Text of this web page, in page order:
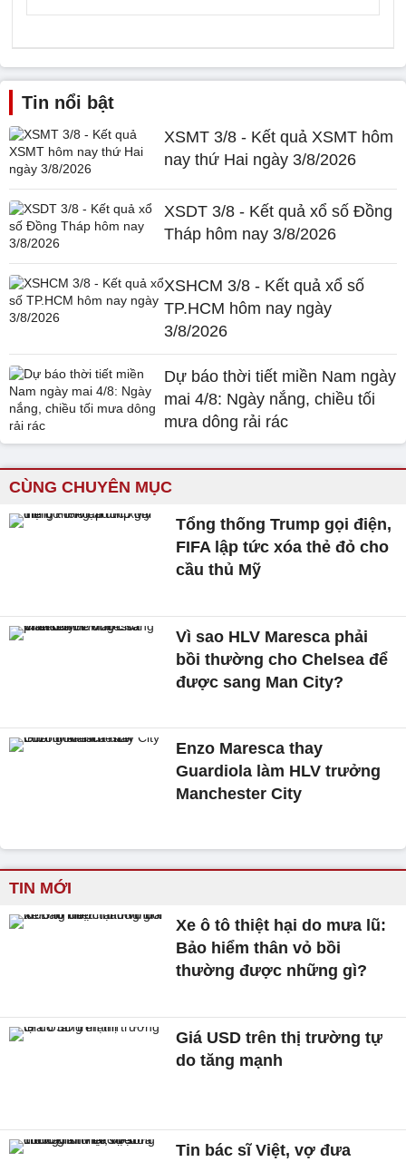
Tin nổi bật
XSMT 3/8 - Kết quả XSMT hôm
nay thứ Hai ngày 3/8/2026
XSDT 3/8 - Kết quả xổ số Đồng
Tháp hôm nay 3/8/2026
XSHCM 3/8 - Kết quả xổ số
TP.HCM hôm nay ngày
3/8/2026
Dự báo thời tiết miền Nam ngày
mai 4/8: Ngày nắng, chiều tối
mưa dông rải rác
CÙNG CHUYÊN MỤC
Tổng thống Trump gọi điện,
FIFA lập tức xóa thẻ đỏ cho
cầu thủ Mỹ
Vì sao HLV Maresca phải
bồi thường cho Chelsea để
được sang Man City?
Enzo Maresca thay
Guardiola làm HLV trưởng
Manchester City
TIN MỚI
Xe ô tô thiệt hại do mưa lũ:
Bảo hiểm thân vỏ bồi
thường được những gì?
Giá USD trên thị trường tự
do tăng mạnh
Tin bác sĩ Việt, vợ đưa